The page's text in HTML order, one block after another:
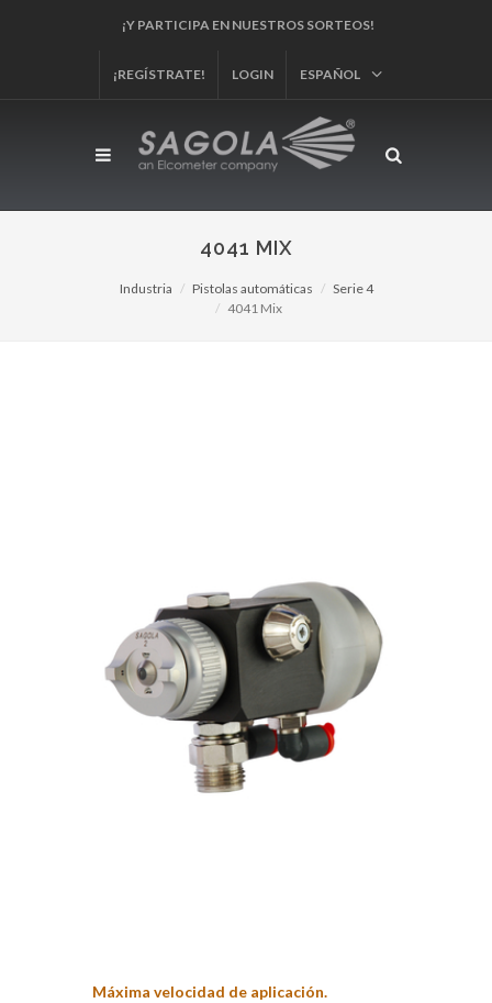
¡Y PARTICIPA EN NUESTROS SORTEOS!
¡REGÍSTRATE! LOGIN ESPAÑOL
4041 MIX
Industria Pistolas automáticas
Serie 4
4041 Mix
Máxima velocidad de aplicación.